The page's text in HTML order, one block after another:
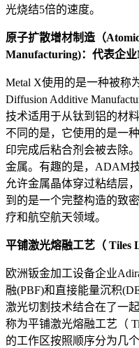
光烧结5倍的速度。
原子扩散增材制造（
Manufacturing)：代表企
Metal X使用的是一种被称
Diffusion Additive
技术适用于从钛到铝的材
不同的是，它使用的是一
印完成后粘合剂会被去除
金属。有趣的是，ADAM
允许金属晶体穿过粘结层
到的是一个完整构造的致
疗和航空航天领域。
平铺激光熔融工艺（ Tiles
欧洲钣金加工设备企业
融(PBF)和直接能量沉积
激光切割技术结合在了一
称为平铺激光熔融工艺（
的工作区按照顺序分为几